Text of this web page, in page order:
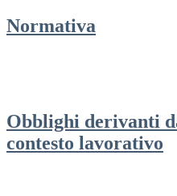
Normativa
Obblighi derivanti
contesto lavorativo